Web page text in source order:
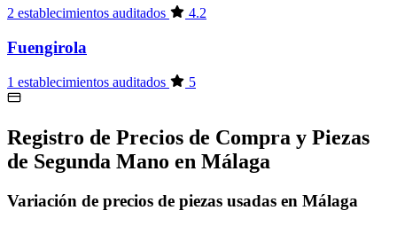
2 establecimientos auditados 4.2
Fuengirola
1 establecimientos auditados 5
Registro de Precios de Compra y Piezas
de Segunda Mano en Málaga
Variación de precios de piezas usadas en Málaga